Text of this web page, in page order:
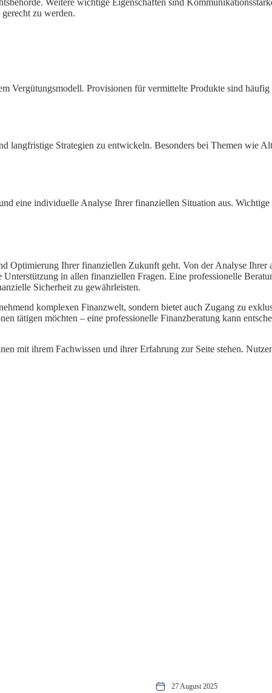
zu werden.
Vergütungsmodell. Provisionen für vermittelte Produkte sind
langfristige Strategien zu entwickeln. Besonders bei Themen wie
eine individuelle Analyse Ihrer finanziellen Situation aus.
Optimierung Ihrer finanziellen Zukunft geht. Von der Analyse
in allen finanziellen Fragen. Eine professionelle
Sicherheit zu gewährleisten.
komplexen Finanzwelt, sondern bietet auch Zugang zu
tätigen möchten – eine professionelle Finanzberatung kann
mit ihrem Fachwissen und ihrer Erfahrung zur Seite stehen.
27 August 2025